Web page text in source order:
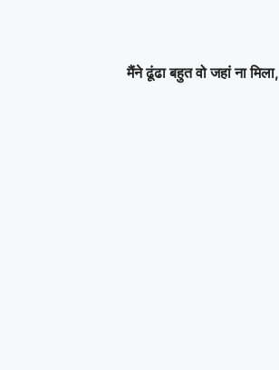
मैंने ढूंढा बहुत वो जहां ना मिला,